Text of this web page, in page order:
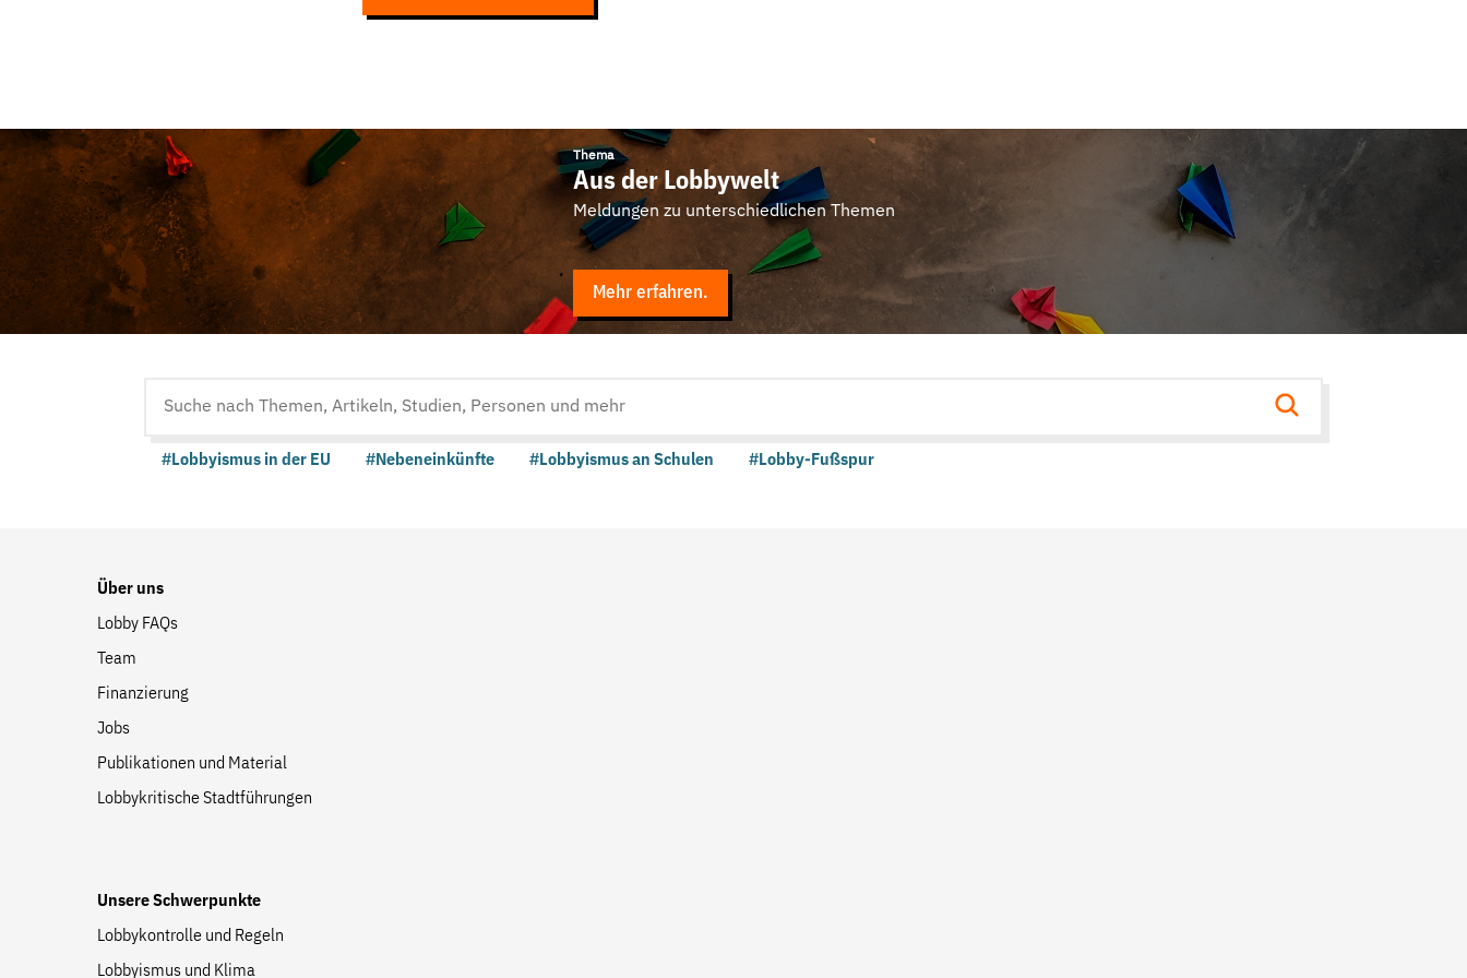
Thema
Aus der Lobbywelt
Meldungen zu unterschiedlichen Themen
Mehr erfahren.
#Lobbyismus in der EU #Nebeneinkünfte #Lobbyismus an Schulen #Lobby-Fußspur
Über uns
Lobby FAQs
Team
Finanzierung
Jobs
Publikationen und Material
Lobbykritische Stadtführungen
Unsere Schwerpunkte
Lobbykontrolle und Regeln
Lobbyismus und Klima